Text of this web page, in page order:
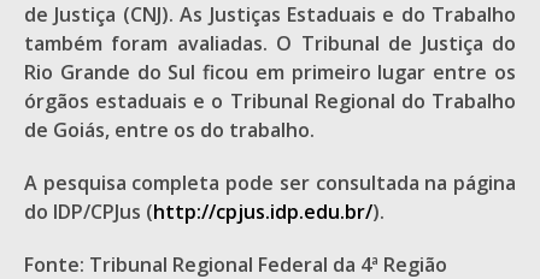
de Justiça (CNJ). As Justiças Estaduais e do Trabalho
também foram avaliadas. O Tribunal de Justiça do
Rio Grande do Sul ficou em primeiro lugar entre os
órgãos estaduais e o Tribunal Regional do Trabalho
de Goiás, entre os do trabalho.
A pesquisa completa pode ser consultada na página
do IDP/CPJus (http://cpjus.idp.edu.br/).
Fonte: Tribunal Regional Federal da 4ª Região